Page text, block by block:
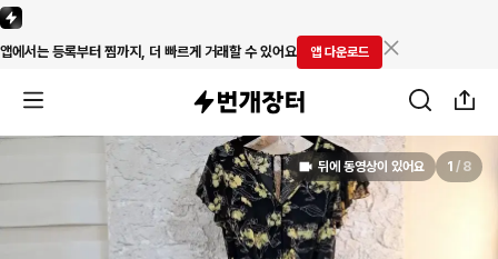
앱에서는 등록부터 찜까지, 더 빠르게 거래할 수 있어요 앱 다운로드
뒤에 동영상이 있어요 1 / 8